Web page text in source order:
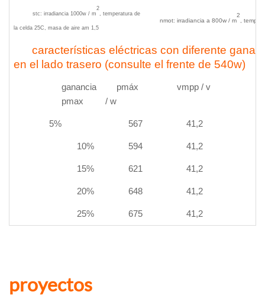
stc: irradiancia 1000w / m
2
, temperatura de
la celda 25C , masa de aire am 1,5
nmot: irradiancia a 800w / m
2
,
características eléctricas con diferente
en el lado trasero (consulte el frente de 540w)
ganancia
pmax
pmáx
/ w
vmpp / v
5% 567 41,2
10% 594 41,2
15% 621 41,2
20% 648 41,2
25% 675 41,2
proyectos